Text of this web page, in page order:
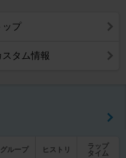
ップ
スタム情報
グループ ヒストリ
ラップ
タイム